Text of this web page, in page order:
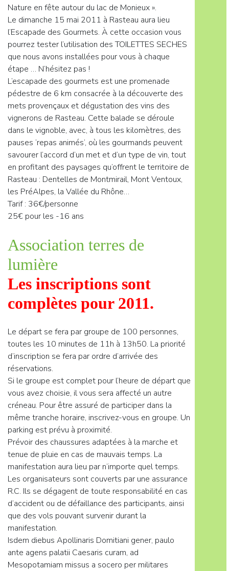
Nature en fête autour du lac de Monieux ».
Le dimanche 15 mai 2011 à Rasteau aura lieu
l’Escapade des Gourmets. À cette occasion vous
pourrez tester l’utilisation des TOILETTES SECHES
que nous avons installées pour vous à chaque
étape … N’hésitez pas !
L’escapade des gourmets est une promenade
pédestre de 6 km consacrée à la découverte des
mets provençaux et dégustation des vins des
vignerons de Rasteau. Cette balade se déroule
dans le vignoble, avec, à tous les kilomètres, des
pauses ‘repas animés’, où les gourmands peuvent
savourer l’accord d’un met et d’un type de vin, tout
en profitant des paysages qu’offrent le territoire de
Rasteau : Dentelles de Montmirail, Mont Ventoux,
les PréAlpes, la Vallée du Rhône…
Tarif : 36€/personne
25€ pour les -16 ans
Association terres de
lumière
Les inscriptions sont
complètes pour 2011.
Le départ se fera par groupe de 100 personnes,
toutes les 10 minutes de 11h à 13h50. La priorité
d’inscription se fera par ordre d’arrivée des
réservations.
Si le groupe est complet pour l’heure de départ que
vous avez choisie, il vous sera affecté un autre
créneau. Pour être assuré de participer dans la
même tranche horaire, inscrivez-vous en groupe. Un
parking est prévu à proximité.
Prévoir des chaussures adaptées à la marche et
tenue de pluie en cas de mauvais temps. La
manifestation aura lieu par n’importe quel temps.
Les organisateurs sont couverts par une assurance
R.C. Ils se dégagent de toute responsabilité en cas
d’accident ou de défaillance des participants, ainsi
que des vols pouvant survenir durant la
manifestation.
Isdem diebus Apollinaris Domitiani gener, paulo
ante agens palatii Caesaris curam, ad
Mesopotamiam missus a socero per militares